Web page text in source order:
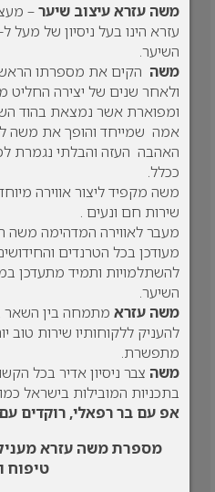
משה עזרא עיצוב שיער–
השיער.
משה הקים את מספרתו
ולאחר שנים של יצירה
ומפוארת אשר נמצאת בהוד
אמה שמייחד והופך את משה
האהבה העזה והבלתי נגמרת
ככלל.
משה מקפיד ליצור אווירה
שירות חם ונעים .
מעבר לאווירה המדהימה משה
מעודכן בכל הטרנדים
להשתלמויות ותמיד מתעדכן
השיער.
משה עזרא מתמחה בין השאר
להעניק ללקוחותיו שירות טוב
מתפשרת.
משה צבר ניסיון אדיר בכל
בתכניות המובילות בישראל
אפ עם בר רפאלי, רוקדים
מספרת משה עזרא
טיפוח